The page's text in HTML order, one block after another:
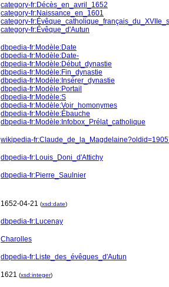
category-fr:Décès_en_avril_1652
category-fr:Naissance_en_1601
category-
category-fr:Évêque_d'Autun
dbpedia-fr:Modèle:Date
dbpedia-fr:Modèle:Date-
dbpedia-fr:Modèle:Début_dynastie
dbpedia-fr:Modèle:Fin_dynastie
dbpedia-fr:Modèle:Insérer_dynastie
dbpedia-fr:Modèle:Portail
dbpedia-fr:Modèle:S
dbpedia-fr:Modèle:Voir_homonymes
dbpedia-fr:Modèle:Ébauche
dbpedia-fr:Modèle:Infobox_Prélat_catholique
wikipedia-
dbpedia-fr:Louis_Doni_d'Attichy
dbpedia-fr:Pierre_Saulnier
1652-04-21 (xsd:date)
dbpedia-fr:Lucenay
Charolles
dbpedia-fr:Liste_des_évêques_d'Autun
1621 (xsd:integer)